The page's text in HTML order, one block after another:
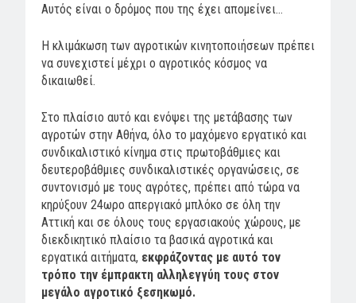
Αυτός είναι ο δρόμος που της έχει απομείνει…
Η κλιμάκωση των αγροτικών κινητοποιήσεων πρέπει
να συνεχιστεί μέχρι ο αγροτικός κόσμος να
δικαιωθεί.
Στο πλαίσιο αυτό και ενόψει της μετάβασης των
αγροτών στην Αθήνα, όλο το μαχόμενο εργατικό και
συνδικαλιστικό κίνημα στις πρωτοβάθμιες και
δευτεροβάθμιες συνδικαλιστικές οργανώσεις, σε
συντονισμό με τους αγρότες, πρέπει από τώρα να
κηρύξουν 24ωρο απεργιακό μπλόκο σε όλη την
Αττική και σε όλους τους εργασιακούς χώρους, με
διεκδικητικό πλαίσιο τα βασικά αγροτικά και
εργατικά αιτήματα, εκφράζοντας με αυτό τον
τρόπο την έμπρακτη αλληλεγγύη τους στον
μεγάλο αγροτικό ξεσηκωμό.